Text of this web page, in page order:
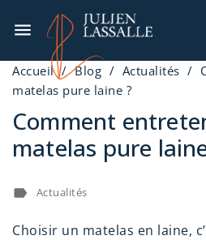
menu
Accueil Blog Actualités
matelas pure laine ?
Comment
matelas pure
label Actualités
Choisir un matelas en laine,